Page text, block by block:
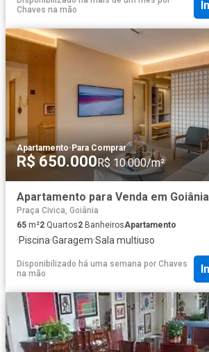
Chaves na mão
Apartamento· Para Comprar
R$ 650.000 R$ 10.000/m²
Praça Civica, Goiânia
65 m²2 Quartos2 BanheirosApartamento
·Piscina·Garagem·Sala multiuso
Disponibilizado há uma semana por Chaves
na mão